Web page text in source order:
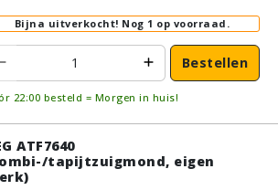
Bijna uitverkocht! Nog 1 op voorraad.
Bestellen
22:00 besteld = Morgen in huis!
ATF7640
tapijtzuigmond, eigen